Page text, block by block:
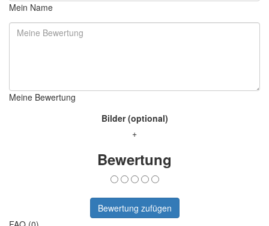
Mein Name
Meine Bewertung
Bilder (optional)
+
Bewertung
Bewertung zufügen